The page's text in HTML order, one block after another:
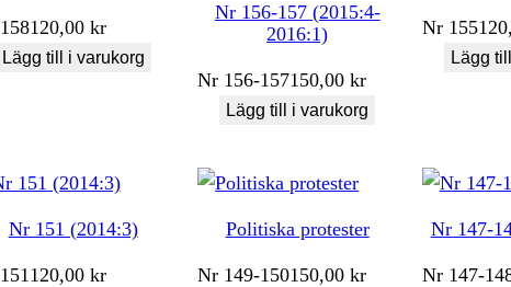
158120,00 kr
Lägg till i varukorg
Nr 156-157 (2015:4-
2016:1)
Nr 156-157150,00kr
Lägg till i varukorg
Nr 155
Lägg
Nr 151 (2014:3)
151 120,00 kr
Politiska protester
Nr 149-150150,00kr
Nr 147-
Nr 147-